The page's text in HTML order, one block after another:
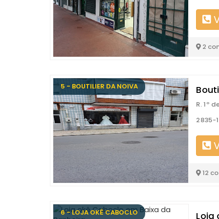
2
5 - BOUTILIER DA NOIVA
R. 1º
2835-
12
6 - LOJA OKÊ CABOCLO Loja